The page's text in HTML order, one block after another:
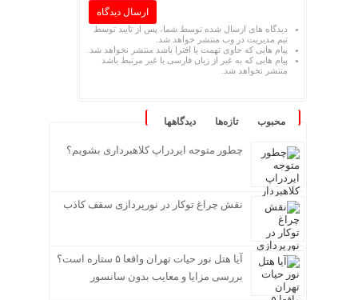
دیدگاه های ارسال شده توسط شما، پس از تایید توسط
تیم مدیریت در وب منتشر خواهد شد.
پیام هایی که حاوی تهمت یا افترا باشد منتشر نخواهد شد.
پیام هایی که به غیر از زبان فارسی یا غیر مرتبط باشد
منتشر نخواهد شد.
محبوب تازه‌ها دیدگاهها
چطور متوجه ایردراپ کلاهبرداری بشویم؟
نقش چراغ توکار در نورپردازی سقف کاذب
آیا هتل نور حیات تهران واقعا ۵ ستاره است؟
بررسی مزایا و معایب بدون سانسور